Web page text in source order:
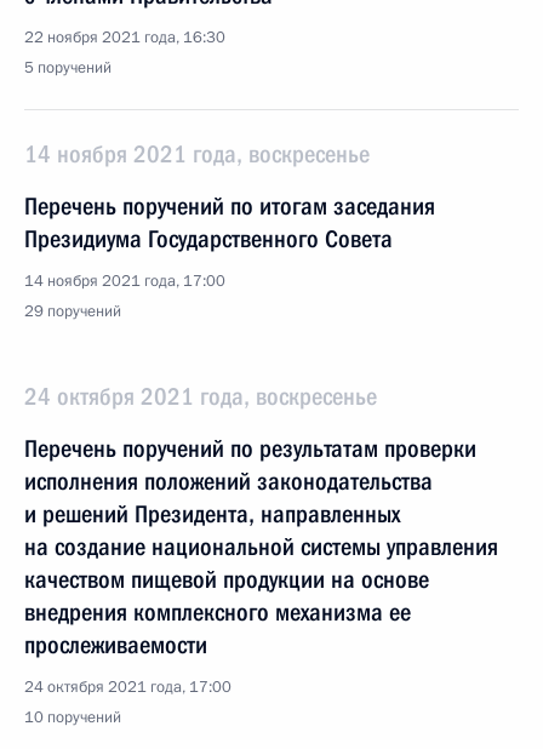
22 ноября 2021 года, 16:30
5 поручений
14 ноября 2021 года, воскресенье
Перечень поручений по итогам заседания
Президиума Государственного Совета
14 ноября 2021 года, 17:00
29 поручений
24 октября 2021 года, воскресенье
Перечень поручений по результатам проверки
исполнения положений законодательства
и решений Президента, направленных
на создание национальной системы управления
качеством пищевой продукции на основе
внедрения комплексного механизма ее
прослеживаемости
24 октября 2021 года, 17:00
10 поручений